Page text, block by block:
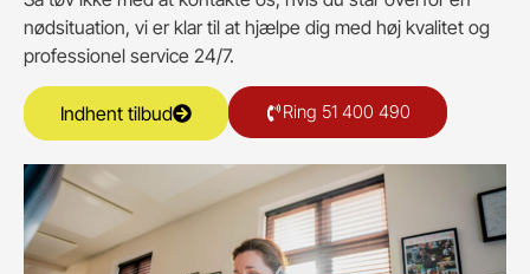
nødsituation, vi er klar til at hjælpe dig med høj kvalitet og
professionel service 24/7.
Indhent tilbud Ring 51 400 490